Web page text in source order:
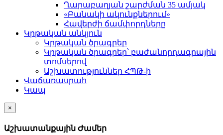
Ղարաբաղյան շարժման 35 ամյակ
«Բանակի ակունքներում»
Հավերժի ճամփորդները
Կրթական անկյուն
Կրթական ծրագրեր
Կրթական ծրագրեր՝ բաժանորդագրային
տոմսերով
Աշխատություններ ՀՊԹ-ի
Վաճառասրահ
Կապ
×
Աշխատանքային Ժամեր